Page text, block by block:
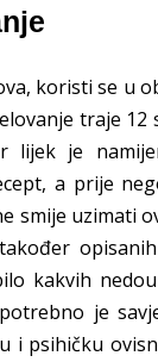
koristi se u
traje
lijek je
a prije
smije uzimati
kakvih
je
i psihičku